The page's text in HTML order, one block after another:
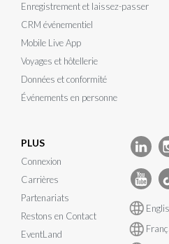
Enregistrement et laissez-passer
CRM événementiel
Mobile Live App
Voyages et hôtellerie
Données et conformité
Événements en personne
PLUS
Connexion
Carrières
Partenariats
Restons en Contact
EventLand